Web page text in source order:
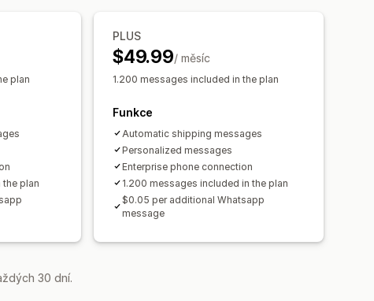
plan
plan
PLUS
$49.99/ měsíc
1.200 messages included in the plan
Funkce
Automatic shipping messages
Personalized messages
Enterprise phone connection
1.200 messages included in the plan
$0.05 per additional Whatsapp
message
30 dní.